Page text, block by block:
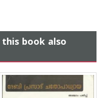
book also